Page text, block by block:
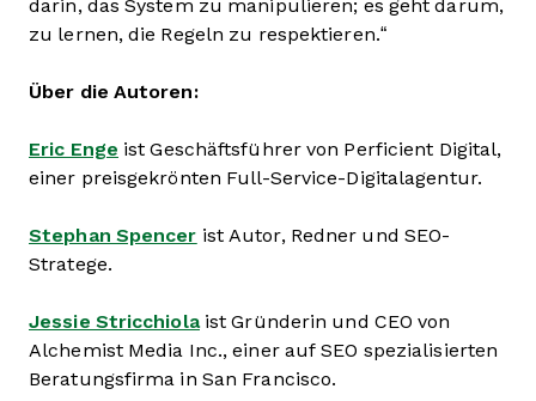
darin, das System zu manipulieren; es geht darum,
zu lernen, die Regeln zu respektieren.“
Über die Autoren:
Eric Enge ist Geschäftsführer von Perficient Digital,
einer preisgekrönten Full-Service-Digitalagentur.
Stephan Spencer ist Autor, Redner und SEO-
Stratege.
Jessie Stricchiolaist Gründerin und CEO von
Alchemist Media Inc., einer auf SEO spezialisierten
Beratungsfirma in San Francisco.